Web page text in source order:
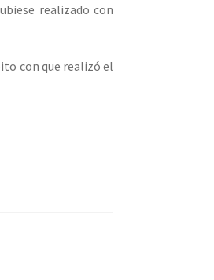
realizado con
con que realizó el